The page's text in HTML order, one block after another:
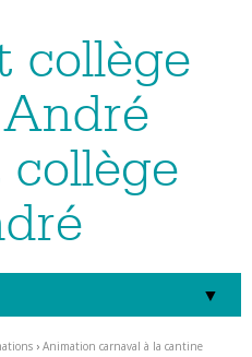
collège
› Animation carnaval à la cantine